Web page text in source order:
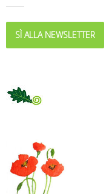
SÌ ALLA NEWSLETTER